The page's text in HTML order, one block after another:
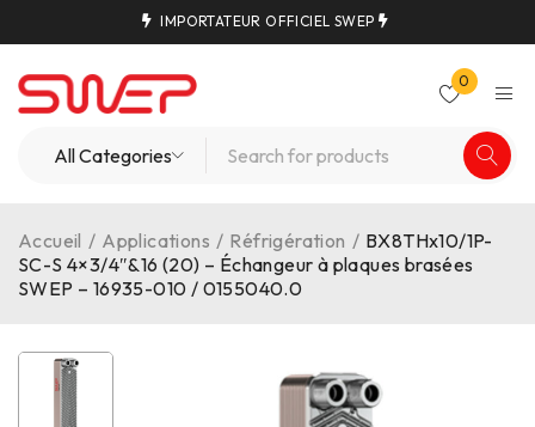
IMPORTATEUR OFFICIEL SWEP
0
Accueil / Applications / Réfrigération / BX8THx10/1P-
SC-S 4×3/4″&16 (20) – Échangeur à plaques brasées
SWEP – 16935-010 / 0155040.0